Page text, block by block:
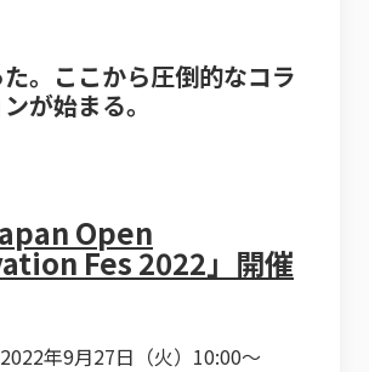
。ここから圧倒的なコラ
が始まる。
Open
Fes 2022」開催
年9月27日（火）10:00～